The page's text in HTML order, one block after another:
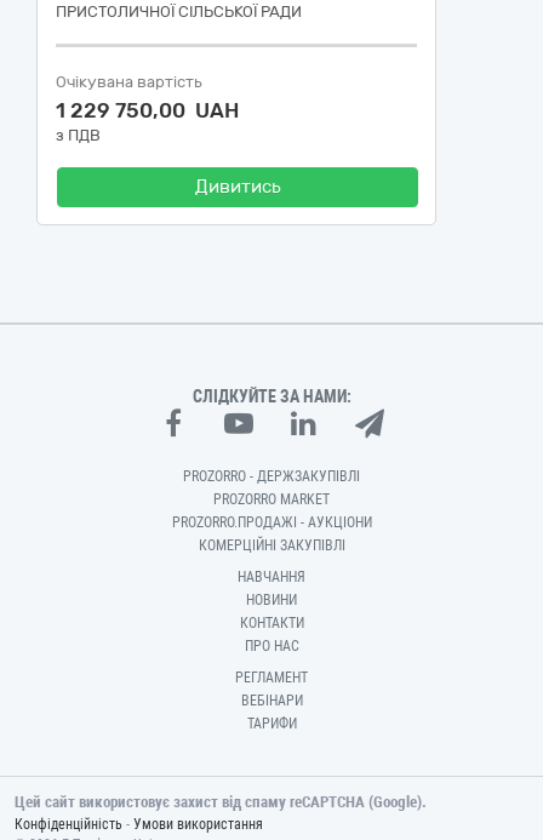
ПРИСТОЛИЧНОЇ СІЛЬСЬКОЇ РАДИ
Очікувана вартість
1 229 750,00 UAH
з ПДВ
Дивитись
СЛІДКУЙТЕ ЗА НАМИ:
PROZORRO - ДЕРЖЗАКУПІВЛІ
PROZORRO MARKET
PROZORRO.ПРОДАЖІ - АУКЦІОНИ
КОМЕРЦІЙНІ ЗАКУПІВЛІ
НАВЧАННЯ
НОВИНИ
КОНТАКТИ
ПРО НАС
РЕГЛАМЕНТ
ВЕБІНАРИ
ТАРИФИ
Цей сайт використовує захист від спаму reCAPTCHA (Google).
Конфіденційність - Умови використання